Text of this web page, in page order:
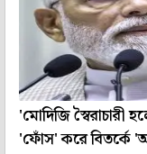
'মোদিজি স্বৈরাচারী
'ফোঁস' করে বিতর্কে